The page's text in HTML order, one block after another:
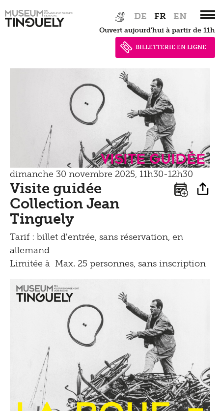
Hauptnavigation
to
DE FR EN
Ouvert aujourd'hui à partir de 11h
BILLETTERIE EN LIGNE
Tinguely100
Marcher
Documents de presse
Visite guidée
dimanche 30 novembre 2025, 11h30-12h30
Visite guidée
Collection Jean
Tinguely
Tarif : billet d'entrée, sans réservation, en
allemand
Limitée à Max. 25 personnes, sans inscription